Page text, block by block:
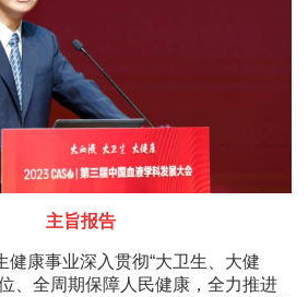
主旨报告
健康事业深入贯彻“大卫生、大健
、全周期保障人民健康，全力推进